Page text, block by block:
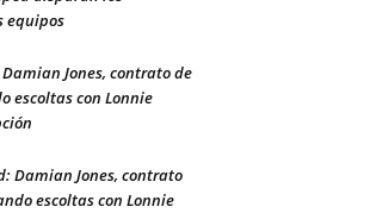
equipos
Jones, contrato de
escoltas con Lonnie
Damian Jones, contrato
escoltas con Lonnie